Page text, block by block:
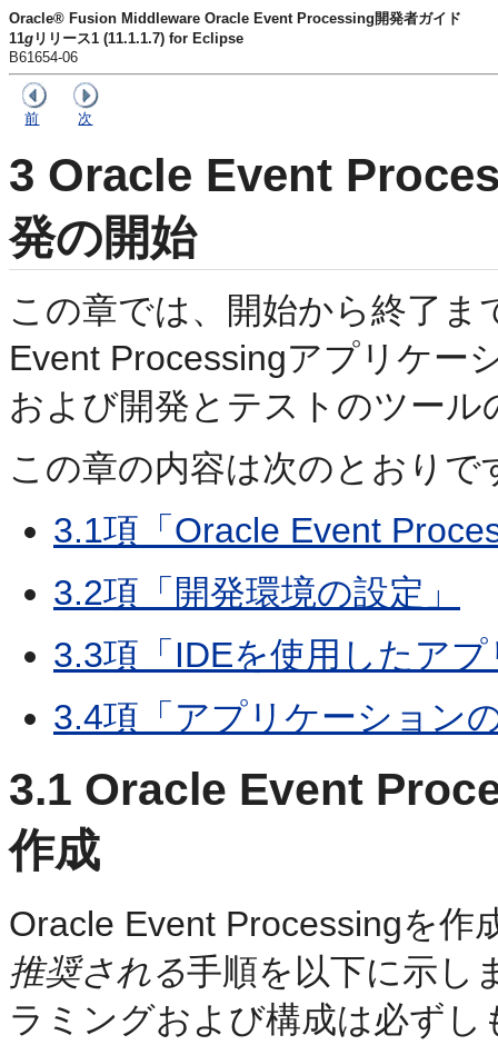
Oracle® Fusion Middleware Oracle Event Processing開発者ガイド
11g リリース1 (11.1.1.7) for Eclipse
B61654-06
前 次
3 Oracle Event
発の開始
この章では、開始から終了
Event Processingアプリケー
および開発とテストのツー
この章の内容は次のとおりで
3.1項「Oracle Event
3.2項「開発環境の設定」
3.3項「IDEを使用したア
3.4項「アプリケーション
3.1 Oracle Event
作成
Oracle Event Processingを作
推奨される手順を以下に示し
ラミングおよび構成は必ず